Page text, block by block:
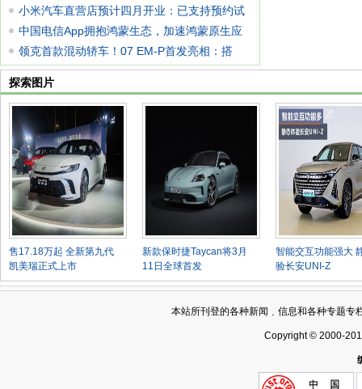
小米汽车直营店预计四月开业：已支持预约试
驾中国电信App拥抱鸿蒙生态，加速鸿蒙原生应
用开领克首款混动轿车！07 EM-P首发亮相：搭
1.5T插
探索图片
售17.18万起 全新第九代
凯美瑞正式上市
新款保时捷Taycan将3月
11日全球首发
智能交互功能强大
验长安UNI-Z
本站所刊登的各种新闻﹑信息和各种专题专
Copyright © 2000-